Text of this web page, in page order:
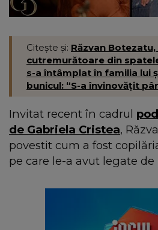
Citește și: Răzvan
cutremurătoare din
s-a întâmplat în familia lui
bunicul: “S-a învinovățit
Invitat recent în cadrul
de Gabriela Cristea,
povestit cum a fost
pe care le-a avut legate